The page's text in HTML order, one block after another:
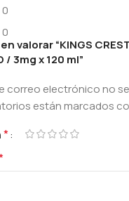
0
0
valorar “KINGS
/ 3mg x 120 ml”
correo electrónico no
están marcados
*